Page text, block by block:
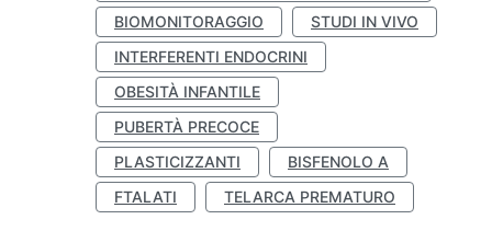
BIOMONITORAGGIO
STUDI IN VIVO
INTERFERENTI ENDOCRINI
OBESITÀ INFANTILE
PUBERTÀ PRECOCE
PLASTICIZZANTI
BISFENOLO A
FTALATI
TELARCA PREMATURO